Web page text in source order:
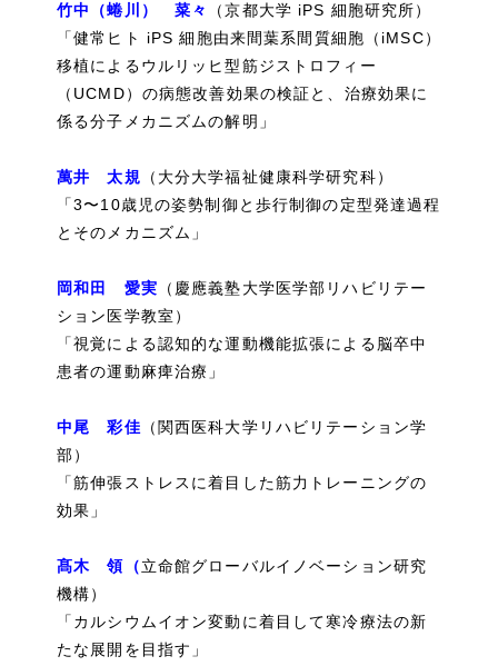
竹中（蜷川） 菜々
（京都大学 iPS 細胞研究所）
「健常ヒト iPS 細胞由来間葉系間質細胞（iMSC）
移植によるウルリッヒ型筋ジストロフィー
（UCMD）の病態改善効果の検証と、治療効果に
係る分子メカニズムの解明」
萬井 太規​​​​​​​​​​​​​​​​​​​​​ （大分大学福祉健康科学研究科）
「3〜10歳児の姿勢制御と歩行制御の定型発達過程
とそのメカニズム」
岡和田 愛実​​​​​​​​​​​​​​​​​​​​​​​​​​​​ （慶應義塾大学医学部リハビリテー
ション医学教室）
「視覚による認知的な運動機能拡張による脳卒中
患者の運動麻痺治療」
中尾 彩佳 （関西医科大学リハビリテーション学
部）
「筋伸張ストレスに着目した筋力トレーニングの
効果」
髙木 領​​​​​​​​​​​​​​​​​​​​​​​​​​​​​​​​​​​（立命館グローバルイノベーション研究
機構）
「カルシウムイオン変動に着目して寒冷療法の新
たな展開を目指す」